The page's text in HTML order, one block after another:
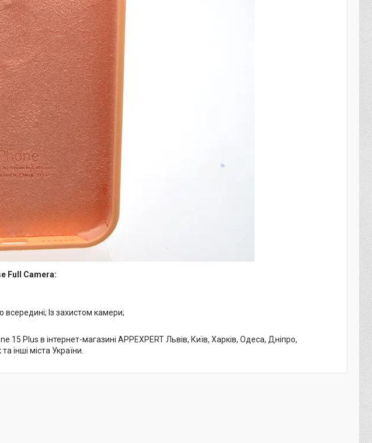
Full Camera:
Із захистом камери;
Plus в інтернет-магазині APPEXPERT Львів, Київ, Харків, Одеса, Дніпро,
інші міста України.